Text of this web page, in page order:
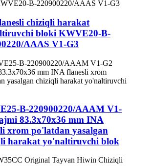
chiziqli harakat
bloki KWVE20-B-
AAAS V1-G3
B-220900220/AAAM V1-
83.3x70x36 mm INA
xrom po'latdan yasalgan
harakat yo'naltiruvchi blok